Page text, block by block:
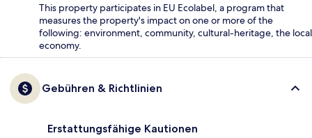
This property participates in EU Ecolabel, a program that
measures the property's impact on one or more of the
following: environment, community, cultural-heritage, the local
economy.
Gebühren & Richtlinien
Erstattungsfähige Kautionen